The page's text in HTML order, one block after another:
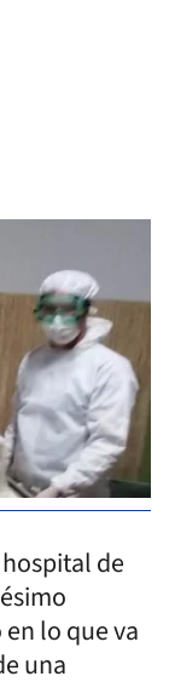
de
lo que va
una